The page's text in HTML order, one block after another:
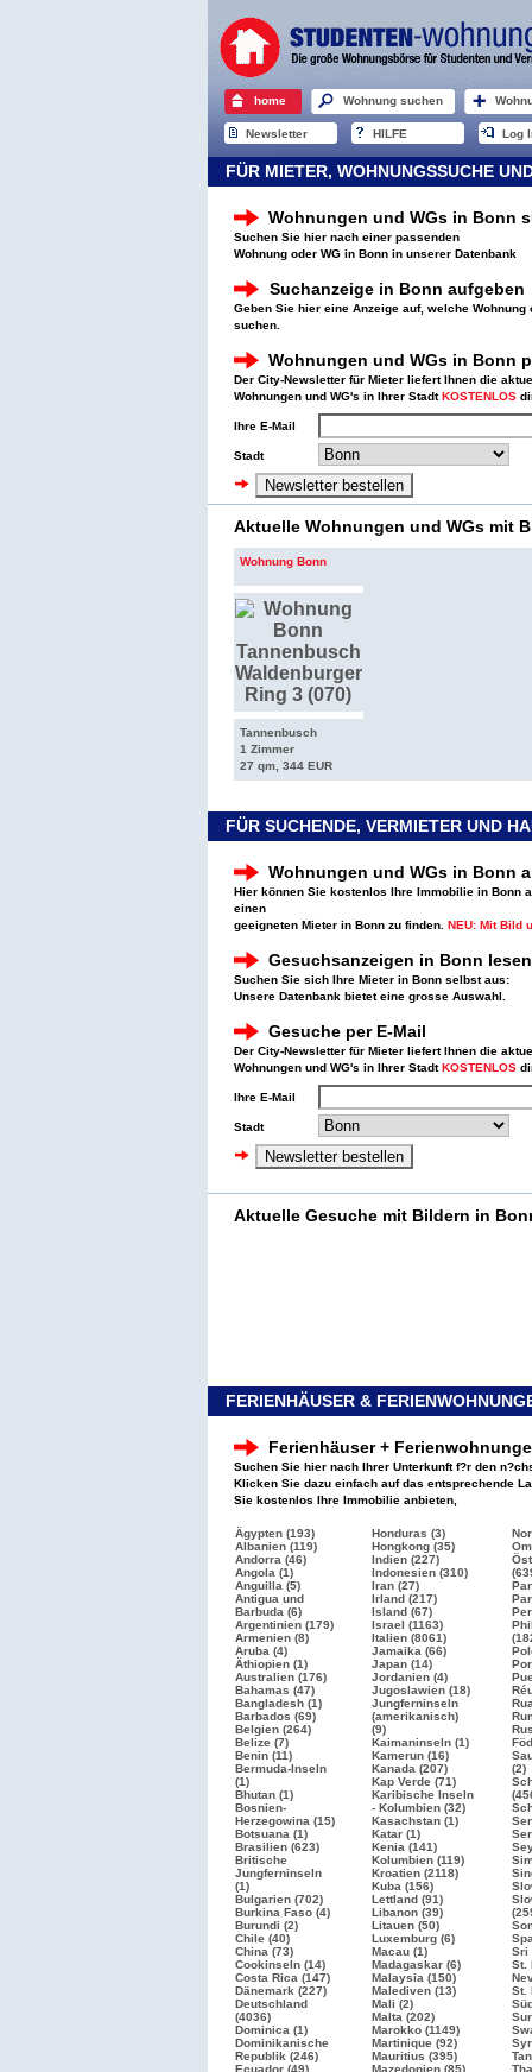
home Wohnung suchen
Newsletter HILFE Log
FÜR MIETER, WOHNUNGSSUCHE
Wohnungen und WGs in Bonn
Suchen Sie hier nach einer passenden
Wohnung oder WG in Bonn in unserer Datenbank
Suchanzeige in Bonn aufgeben
Geben Sie hier eine Anzeige auf, welche Wohnung
suchen.
Wohnungen und WGs in Bonn
Der City-Newsletter für Mieter liefert Ihnen die
Wohnungen und WG's in Ihrer StadtKOSTENLOS
Ihre E-Mail
Stadt
Aktuelle Wohnungen und WGs mit
Wohnung Bonn
Tannenbusch
1 Zimmer
27 qm, 344 EUR
FÜR SUCHENDE, VERMIETER UND
Wohnungen und WGs in Bonn
Hier können Sie kostenlos Ihre Immobilie in Bonn
einen
geeigneten Mieter in Bonn zu finden. NEU: Mit Bild
Gesuchsanzeigen in Bonn lesen
Suchen Sie sich Ihre Mieter in Bonn selbst aus:
Unsere Datenbank bietet eine grosse Auswahl.
Gesuche per E-Mail
Der City-Newsletter für Mieter liefert Ihnen die
Wohnungen und WG's in Ihrer StadtKOSTENLOS
Ihre E-Mail
Stadt
Aktuelle Gesuche mit Bildern in
FERIENHÄUSER &
Ferienhäuser +
Suchen Sie hier nach Ihrer Unterkunft f?r den
Klicken Sie dazu einfach auf das entsprechende
Sie kostenlos Ihre Immobilie anbieten,
Ägypten (193)
Albanien (119)
Andorra (46)
Angola (1)
Anguilla (5)
Antigua und
Barbuda (6)
Argentinien (179)
Armenien (8)
Aruba (4)
Äthiopien (1)
Australien (176)
Bahamas (47)
Bangladesh (1)
Barbados (69)
Belgien (264)
Belize (7)
Benin (11)
Bermuda-Inseln
(1)
Bhutan (1)
Bosnien-
Herzegowina (15)
Botsuana (1)
Brasilien (623)
Britische
Jungferninseln
(1)
Bulgarien (702)
Burkina Faso (4)
Burundi (2)
Chile (40)
China (73)
Cookinseln (14)
Costa Rica (147)
Dänemark (227)
Deutschland
(4036)
Dominica (1)
Dominikanische
Republik (246)
Ecuador (49)
Honduras (3)
Hongkong (35)
Indien (227)
Indonesien (310)
Iran (27)
Irland (217)
Island (67)
Israel (1163)
Italien (8061)
Jamaika (66)
Japan (14)
Jordanien (4)
Jugoslawien (18)
Jungferninseln
(amerikanisch)
(9)
Kaimaninseln (1)
Kamerun (16)
Kanada (207)
Kap Verde (71)
Karibische Inseln
- Kolumbien (32)
Kasachstan (1)
Katar (1)
Kenia (141)
Kolumbien (119)
Kroatien (2118)
Kuba (156)
Lettland (91)
Libanon (39)
Litauen (50)
Luxemburg (6)
Macau (1)
Madagaskar (6)
Malaysia (150)
Malediven (13)
Mali (2)
Malta (202)
Marokko (1149)
Martinique (92)
Mauritius (395)
Mazedonien (85)
(2)
Sri
St.
St.